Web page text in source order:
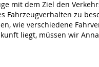
mit dem Ziel den
zu
wie verschiedene
liegt, müssen wir